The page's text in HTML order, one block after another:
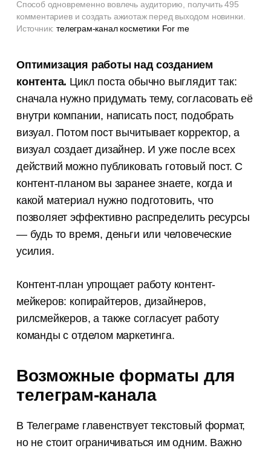
Способ одновременно вовлечь аудиторию, получить 495
комментариев и создать ажиотаж перед выходом новинки.
Источник:телеграм-канал косметики For me
Оптимизация работы над созданием
контента. Цикл поста обычно выглядит так:
сначала нужно придумать тему, согласовать её
внутри компании, написать пост, подобрать
визуал. Потом пост вычитывает корректор, а
визуал создает дизайнер. И уже после всех
действий можно публиковать готовый пост. С
контент-планом вы заранее знаете, когда и
какой материал нужно подготовить, что
позволяет эффективно распределить ресурсы
— будь то время, деньги или человеческие
усилия.
Контент-план упрощает работу контент-
мейкеров: копирайтеров, дизайнеров,
рилсмейкеров, а также согласует работу
команды с отделом маркетинга.
Возможные форматы для
телеграм-канала
В Телеграме главенствует текстовый формат,
но не стоит ограничиваться им одним. Важно